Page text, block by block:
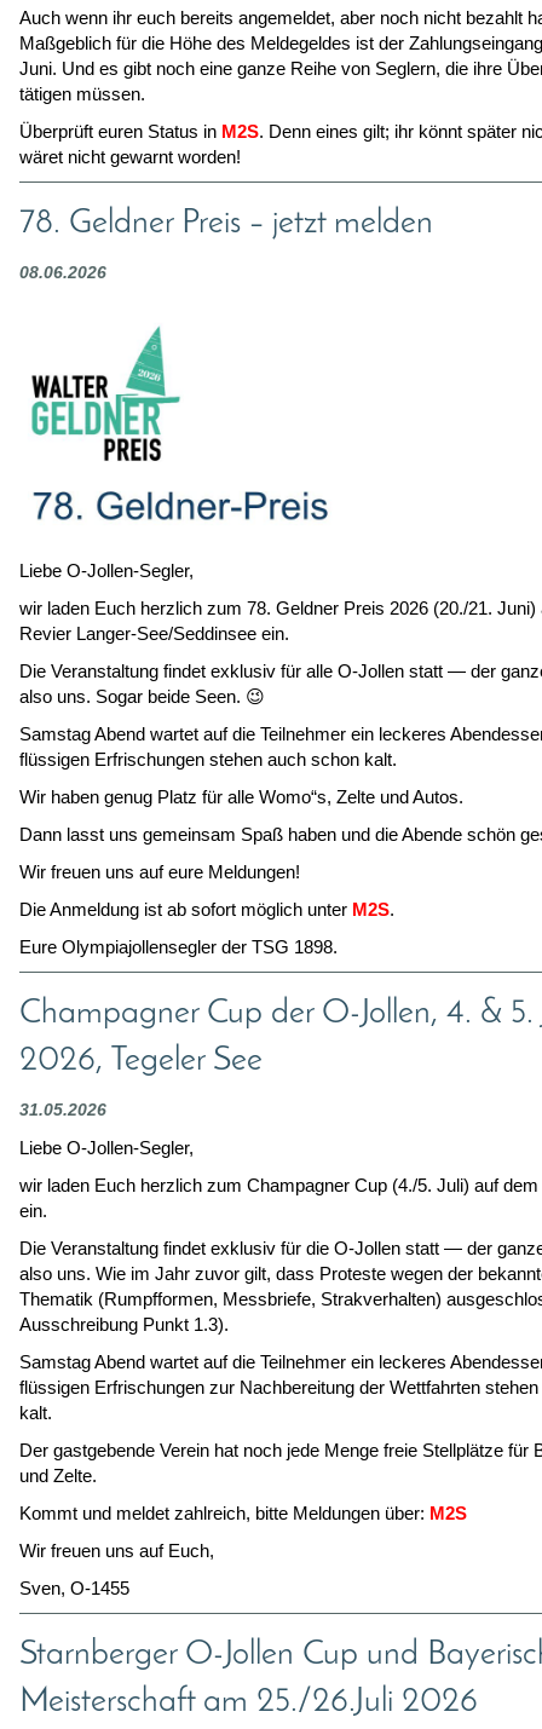
Auch wenn ihr euch bereits angemeldet, aber noch nicht bezahlt
Maßgeblich für die Höhe des Meldegeldes ist der
Juni. Und es gibt noch eine ganze Reihe von Seglern, die ihre
tätigen müssen.
Überprüft euren Status in M2S. Denn eines gilt; ihr könnt später
wäret nicht gewarnt worden!
78. Geldner Preis – jetzt melden
08.06.2026
Liebe O-Jollen-Segler,
wir laden Euch herzlich zum 78. Geldner Preis 2026 (20./21. Juni)
Revier Langer-See/Seddinsee ein.
Die Veranstaltung findet exklusiv für alle O-Jollen statt — der
also uns. Sogar beide Seen. 😉
Samstag Abend wartet auf die Teilnehmer ein leckeres
flüssigen Erfrischungen stehen auch schon kalt.
Wir haben genug Platz für alle Womo“s, Zelte und Autos.
Dann lasst uns gemeinsam Spaß haben und die Abende schön
Wir freuen uns auf eure Meldungen!
Die Anmeldung ist ab sofort möglich unter M2S.
Eure Olympiajollensegler der TSG 1898.
Champagner Cup der O-Jollen, 4. & 5.
2026, Tegeler See
31.05.2026
Liebe O-Jollen-Segler,
wir laden Euch herzlich zum Champagner Cup (4./5. Juli) auf dem
ein.
Die Veranstaltung findet exklusiv für die O-Jollen statt — der
also uns. Wie im Jahr zuvor gilt, dass Proteste wegen der
Thematik (Rumpfformen, Messbriefe, Strakverhalten)
Ausschreibung Punkt 1.3).
Samstag Abend wartet auf die Teilnehmer ein leckeres
flüssigen Erfrischungen zur Nachbereitung der Wettfahrten
kalt.
Der gastgebende Verein hat noch jede Menge freie Stellplätze für
und Zelte.
Kommt und meldet zahlreich, bitte Meldungen über: M2S
Wir freuen uns auf Euch,
Sven, O-1455
Starnberger O-Jollen Cup und
Meisterschaft am 25./26.Juli 2026